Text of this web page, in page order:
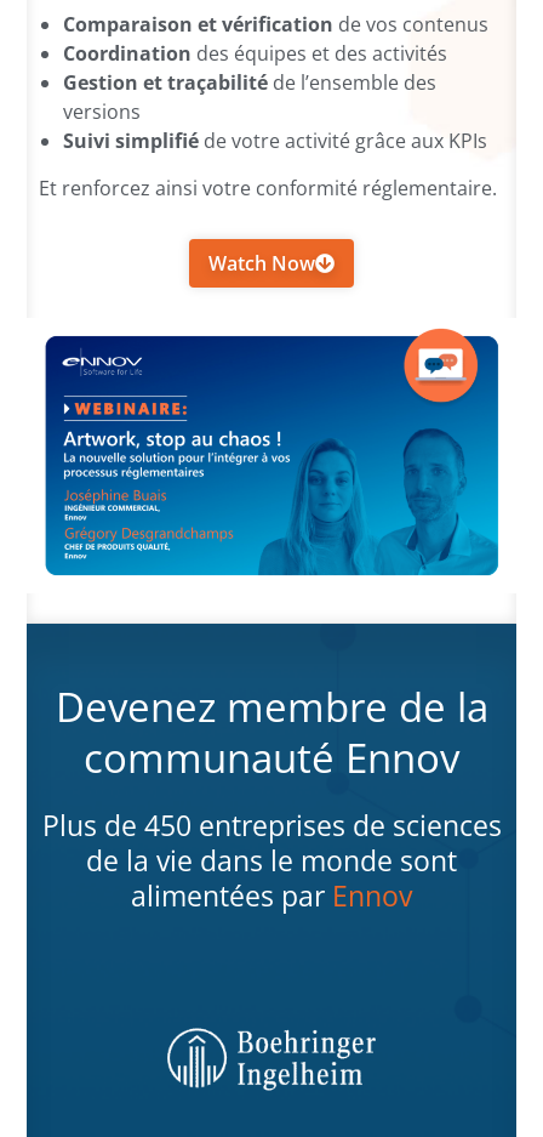
Comparaison et vérification de vos contenus
Coordination des équipes et des activités
Gestion et traçabilité de l’ensemble des
versions
Suivi simplifié de votre activité grâce aux KPIs
Et renforcez ainsi votre conformité réglementaire.
Watch Now
Devenez membre de la
communauté Ennov
Plus de 450 entreprises de sciences
de la vie dans le monde sont
alimentées par Ennov